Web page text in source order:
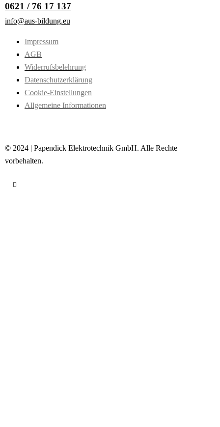
0621 / 76 17 137
info@aus-bildung.eu
Impressum
AGB
Widerrufsbelehrung
Datenschutzerklärung
Cookie-Einstellungen
Allgemeine Informationen
© 2024 | Papendick Elektrotechnik GmbH. Alle Rechte
vorbehalten.